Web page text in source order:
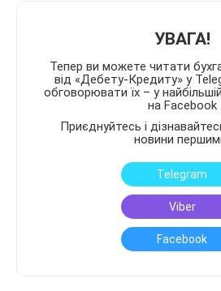
УВАГА!
Тепер ви можете читати
від «Дебету-Кредиту» у
обговорювати їх – у найбільшій
на Facebook
Приєднуйтесь і
новини
Telegram
Viber
Facebook